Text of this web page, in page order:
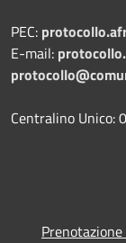
PEC:
E-mail:
Centralino Unico: